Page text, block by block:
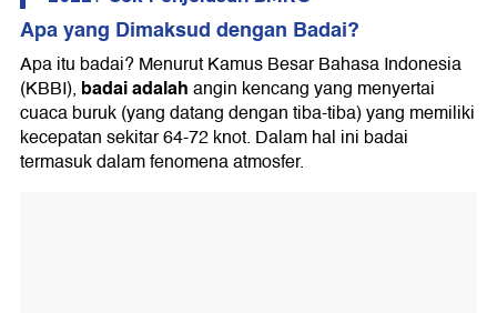
Apa yang Dimaksud dengan Badai?
Apa itu badai? Menurut Kamus Besar Bahasa Indonesia
(KBBI), badai adalahangin kencang yang menyertai
cuaca buruk (yang datang dengan tiba-tiba) yang memiliki
kecepatan sekitar 64-72 knot. Dalam hal ini badai
termasuk dalam fenomena atmosfer.